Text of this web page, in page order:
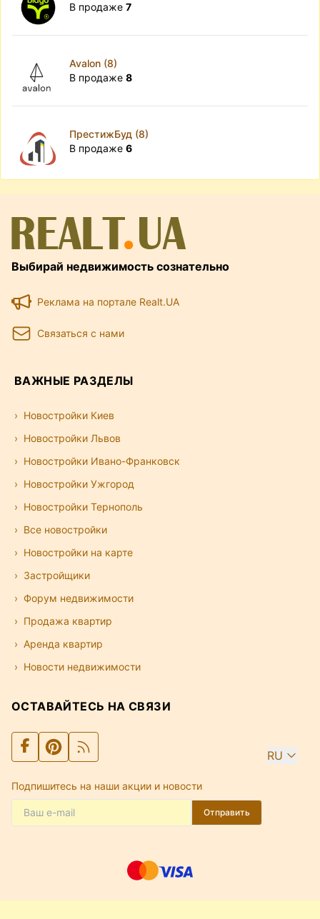
В продаже 7
Avalon (8)
В продаже 8
ПрестижБуд (8)
В продаже 6
Выбирай недвижимость сознательно
Реклама на портале Realt.UA
Связаться с нами
ВАЖНЫЕ РАЗДЕЛЫ
Новостройки Киев
Новостройки Львов
Новостройки Ивано-Франковск
Новостройки Ужгород
Новостройки Тернополь
Все новостройки
Новостройки на карте
Застройщики
Форум недвижимости
Продажа квартир
Аренда квартир
Новости недвижимости
ОСТАВАЙТЕСЬ НА СВЯЗИ
RU
Подпишитесь на наши акции и новости
Отправить